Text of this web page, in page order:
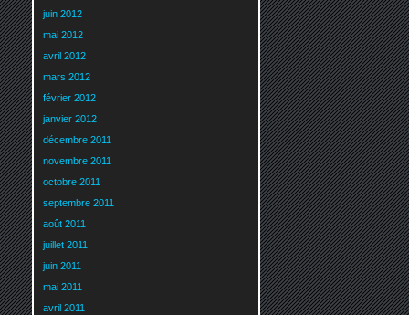
juin 2012
mai 2012
avril 2012
mars 2012
février 2012
janvier 2012
décembre 2011
novembre 2011
octobre 2011
septembre 2011
août 2011
juillet 2011
juin 2011
mai 2011
avril 2011